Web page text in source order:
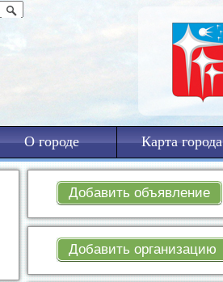
О городе Карта города
Добавить объявление
Добавить организацию